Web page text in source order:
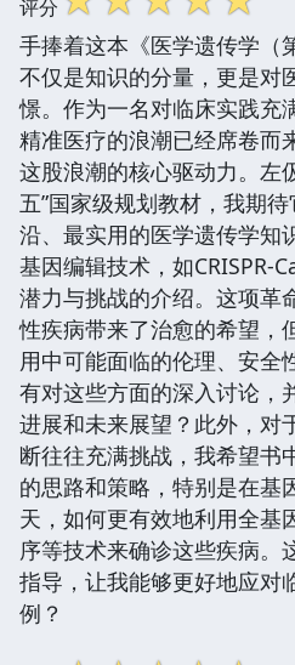
评分
手捧着这本《医学遗传学（
不仅是知识的分量，更是对
憬。作为一名对临床实践充
精准医疗的浪潮已经席卷而
这股浪潮的核心驱动力。左
五”国家级规划教材，我期
沿、最实用的医学遗传学知
基因编辑技术，如CRISPR-
潜力与挑战的介绍。这项革
性疾病带来了治愈的希望，
用中可能面临的伦理、安全
有对这些方面的深入讨论，
进展和未来展望？此外，对
断往往充满挑战，我希望书
的思路和策略，特别是在基
天，如何更有效地利用全基
序等技术来确诊这些疾病。
指导，让我能够更好地应对
例？